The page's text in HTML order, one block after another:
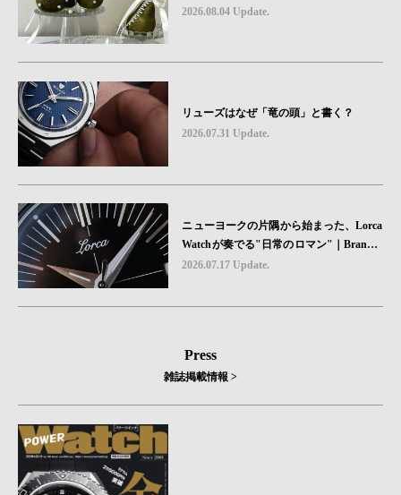
2026.08.04 Update.
リューズはなぜ「竜の頭」と書く？
2026.07.31 Update.
ニューヨークの片隅から始まった、Lorca
Watchが奏でる"日常のロマン"｜Brand P
icks #08
2026.07.17 Update.
Press
雑誌掲載情報 >